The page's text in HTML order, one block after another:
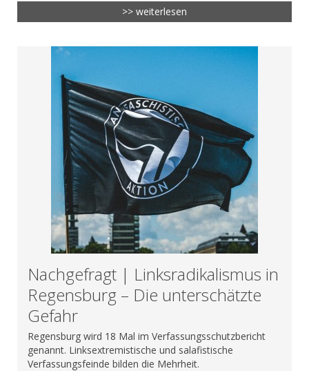
>> weiterlesen
Nachgefragt | Linksradikalismus in
Regensburg – Die unterschätzte
Gefahr
Regensburg wird 18 Mal im Verfassungsschutzbericht
genannt. Linksextremistische und salafistische
Verfassungsfeinde bilden die Mehrheit.